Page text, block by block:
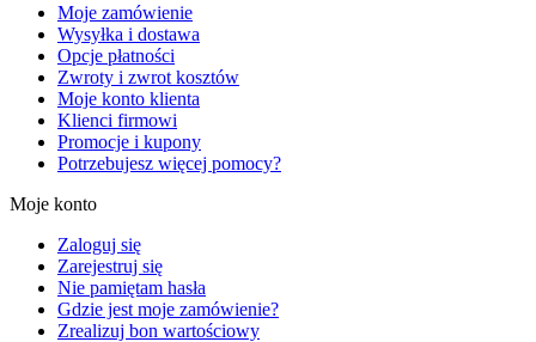
Moje zamówienie
Wysyłka i dostawa
Opcje płatności
Zwroty i zwrot kosztów
Moje konto klienta
Klienci firmowi
Promocje i kupony
Potrzebujesz więcej pomocy?
Moje konto
Zaloguj się
Zarejestruj się
Nie pamiętam hasła
Gdzie jest moje zamówienie?
Zrealizuj bon wartościowy